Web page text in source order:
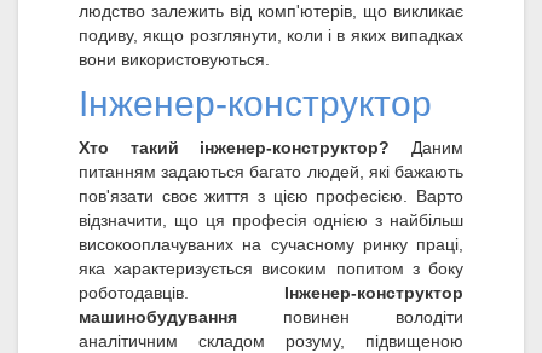
людство залежить від комп'ютерів, що викликає
подиву, якщо розглянути, коли і в яких випадках
вони використовуються.
Інженер-конструктор
Хто такий інженер-конструктор? Даним
питанням задаються багато людей, які бажають
пов'язати своє життя з цією професією. Варто
відзначити, що ця професія однією з найбільш
високооплачуваних на сучасному ринку праці,
яка характеризується високим попитом з боку
роботодавців. Інженер-конструктор
машинобудування повинен володіти
аналітичним складом розуму, підвищеною